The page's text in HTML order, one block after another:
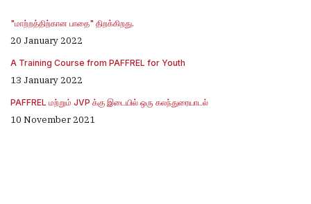
"மாற்றத்திற்கான பாதை" திறக்கிறது.
20 January 2022
A Training Course from PAFFREL for Youth
13 January 2022
PAFFREL மற்றும் JVP க்கு இடையில் ஒரு கலந்துரையாடல்
10 November 2021